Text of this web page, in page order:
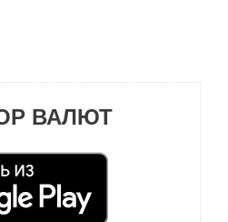
ВАЛЮТ